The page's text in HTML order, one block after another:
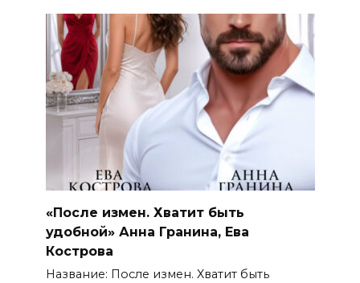
«После измен. Хватит быть
удобной» Анна Гранина, Ева
Кострова
Название: После измен. Хватит быть